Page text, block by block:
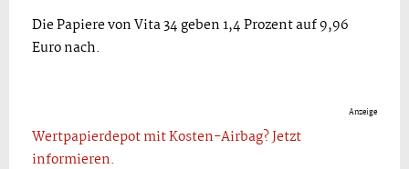
Die Papiere von Vita 34 geben 1,4 Prozent auf 9,96
Euro nach.
Anzeige
Wertpapierdepot mit Kosten-Airbag? Jetzt
informieren.